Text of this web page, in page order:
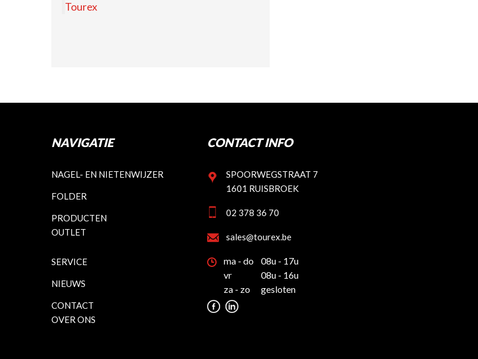
Tourex
NAVIGATIE
NAGEL- EN NIETENWIJZER
FOLDER
PRODUCTEN
OUTLET
SERVICE
NIEUWS
CONTACT
OVER ONS
CONTACT INFO
SPOORWEGSTRAAT 7
1601 RUISBROEK
02 378 36 70
sales@tourex.be
ma - do
08u - 17u
vr
08u - 16u
za - zo
gesloten